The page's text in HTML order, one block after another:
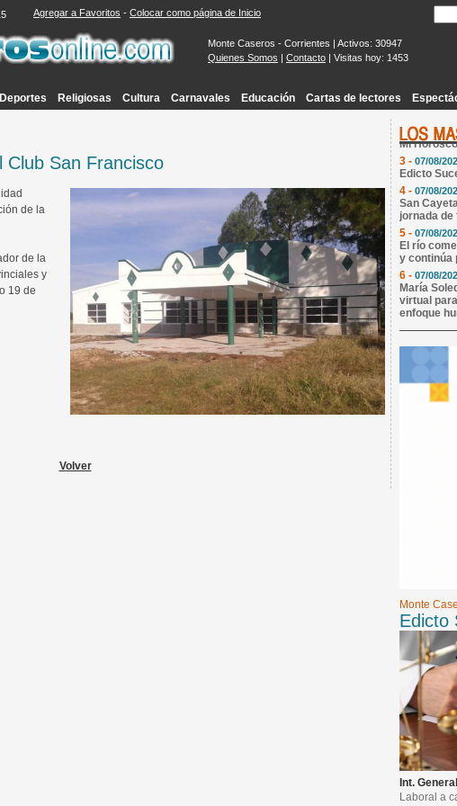
Agregar a Favoritos - Colocar como página de Inicio
Monte Caseros - Corrientes | Activos: 30947
Quienes Somos | Contacto | Visitas hoy: 1453
Deportes Religiosas Cultura Carnavales Educación Cartas de lectores
Club San Francisco
de la
de la
y
19 de
Volver
de 9 años
Mi
3 -07/08/
Edicto
4 -07/08/
San
jornada de
5 -07/08/
El río
y continúa
6 -07/08/
María
virtual
enfoque
Monte
Edicto
Int. General
Laboral a